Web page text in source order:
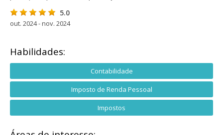
5.0
out. 2024 - nov. 2024
Habilidades:
Contabilidade
Imposto de Renda Pessoal
Impostos